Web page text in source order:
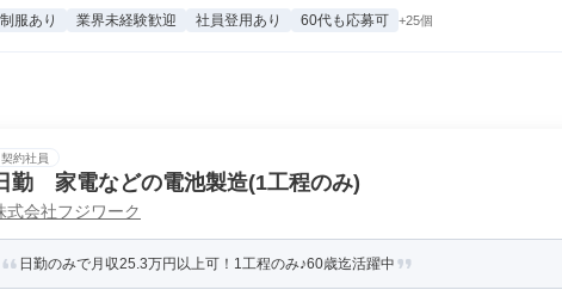
制服あり 業界未経験歓迎 社員登用あり 60代も応募可 +25個
契約社員
勤 家電などの電池製造(1工程のみ)
式会社フジワーク
日勤のみで月収25.3万円以上可！1工程のみ♪60歳迄活躍中